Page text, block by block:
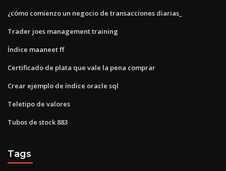
¿cómo comienzo un negocio de transacciones diarias_
Trader joes management training
Índice maaneet ff
Certificado de plata que vale la pena comprar
Crear ejemplo de índice oracle sql
Teletipo de valores
Tubos de stock 883
Tags